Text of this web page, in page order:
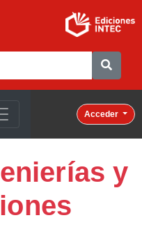
Acceder
y